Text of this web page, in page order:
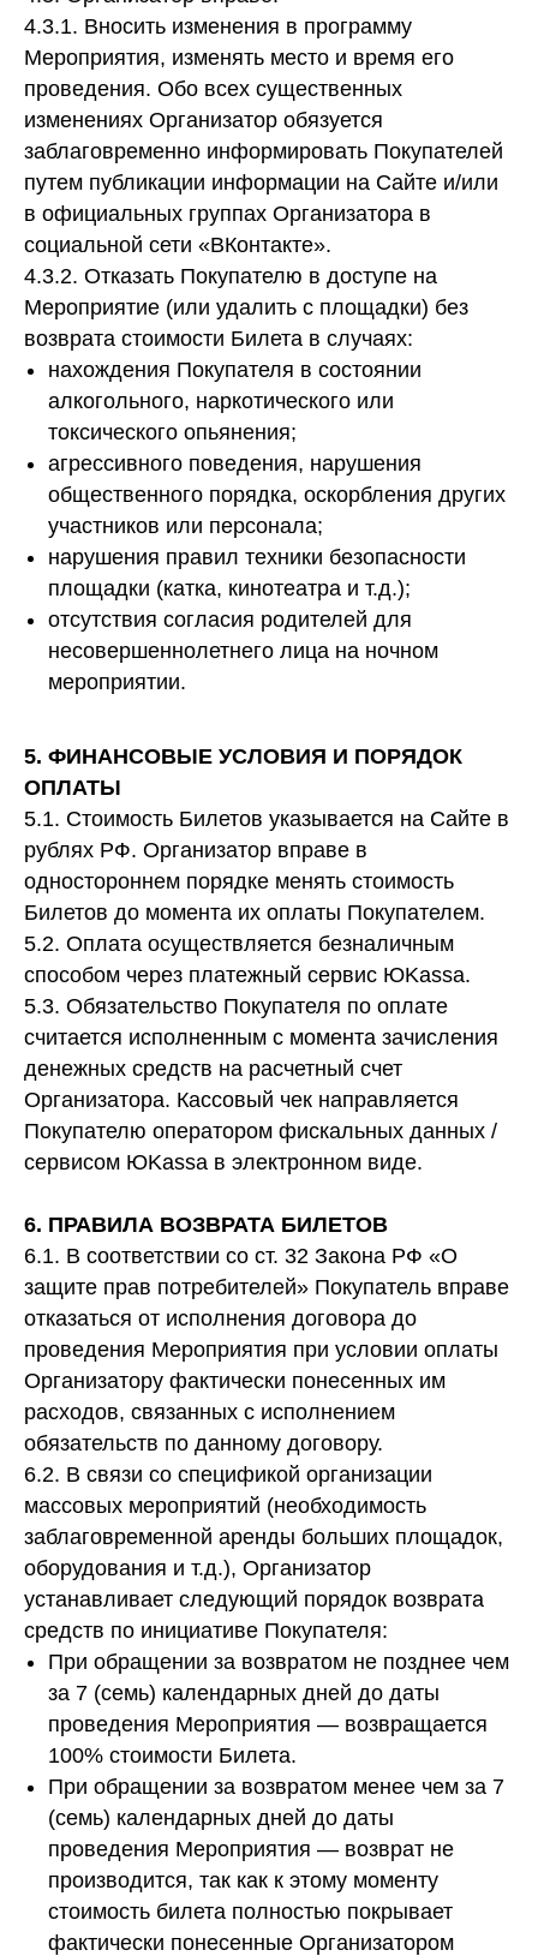
4.3.1. Вносить изменения в программу
Мероприятия, изменять место и время его
проведения. Обо всех существенных
изменениях Организатор обязуется
заблаговременно информировать Покупателей
путем публикации информации на Сайте и/или
в официальных группах Организатора в
социальной сети «ВКонтакте».
4.3.2. Отказать Покупателю в доступе на
Мероприятие (или удалить с площадки) без
возврата стоимости Билета в случаях:
нахождения Покупателя в состоянии
алкогольного, наркотического или
токсического опьянения;
агрессивного поведения, нарушения
общественного порядка, оскорбления других
участников или персонала;
нарушения правил техники безопасности
площадки (катка, кинотеатра и т.д.);
отсутствия согласия родителей для
несовершеннолетнего лица на ночном
мероприятии.
5. ФИНАНСОВЫЕ УСЛОВИЯ И ПОРЯДОК
ОПЛАТЫ
5.1. Стоимость Билетов указывается на Сайте в
рублях РФ. Организатор вправе в
одностороннем порядке менять стоимость
Билетов до момента их оплаты Покупателем.
5.2. Оплата осуществляется безналичным
способом через платежный сервис ЮKassa.
5.3. Обязательство Покупателя по оплате
считается исполненным с момента зачисления
денежных средств на расчетный счет
Организатора. Кассовый чек направляется
Покупателю оператором фискальных данных /
сервисом ЮKassa в электронном виде.
6. ПРАВИЛА ВОЗВРАТА БИЛЕТОВ
6.1. В соответствии со ст. 32 Закона РФ «О
защите прав потребителей» Покупатель вправе
отказаться от исполнения договора до
проведения Мероприятия при условии оплаты
Организатору фактически понесенных им
расходов, связанных с исполнением
обязательств по данному договору.
6.2. В связи со спецификой организации
массовых мероприятий (необходимость
заблаговременной аренды больших площадок,
оборудования и т.д.), Организатор
устанавливает следующий порядок возврата
средств по инициативе Покупателя:
При обращении за возвратом не позднее чем
за 7 (семь) календарных дней до даты
проведения Мероприятия — возвращается
100% стоимости Билета.
При обращении за возвратом менее чем за 7
(семь) календарных дней до даты
проведения Мероприятия — возврат не
производится, так как к этому моменту
стоимость билета полностью покрывает
фактически понесенные Организатором